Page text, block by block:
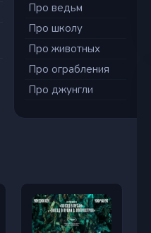
Про ведьм
Про школу
Про животных
Про ограбления
Про джунгли